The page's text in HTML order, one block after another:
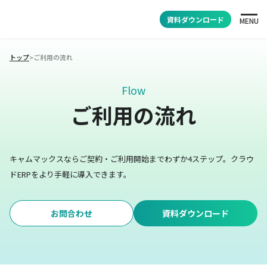
資料ダウンロード MENU
トップ>ご利用の流れ
Flow
ご利用の流れ
キャムマックスならご契約・ご利用開始までわずか4ステップ。 クラウ
ドERPをより手軽に導入できます。
お問合わせ 資料ダウンロード